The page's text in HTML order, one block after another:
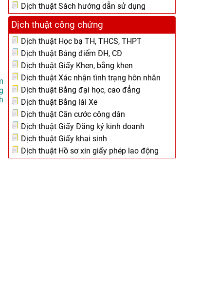
Dịch thuật Sách hướng dẫn sử dụng
Dịch thuật công chứng
Dịch thuật Học bạ TH, THCS, THPT
Dịch thuật Bảng điểm ĐH, CĐ
Dịch thuật Giấy Khen, bằng khen
Dịch thuật Xác nhận tình trạng hôn nhân
Dịch thuật Bằng đại học, cao đẳng
Dịch thuật Bằng lái Xe
Dịch thuật Căn cước công dân
Dịch thuật Giấy Đăng ký kinh doanh
Dịch thuật Giấy khai sinh
Dịch thuật Hồ sơ xin giấy phép lao động